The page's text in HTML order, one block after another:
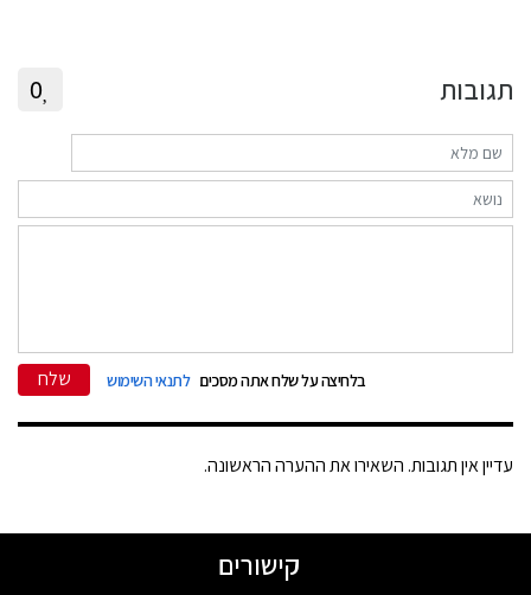
תגובות 0
בלחיצה על שלח אתה מסכים לתנאי השימוש שלח
עדיין אין תגובות. השאירו את ההערה הראשונה.
קישורים